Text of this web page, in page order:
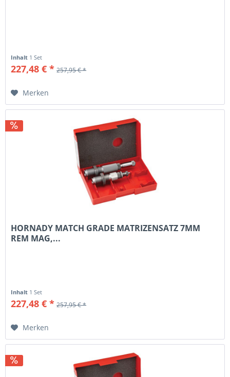
Inhalt 1 Set
227,48 € * 257,95 € *
Merken
HORNADY MATCH GRADE MATRIZENSATZ 7MM
REM MAG,...
Inhalt 1 Set
227,48 € * 257,95 € *
Merken